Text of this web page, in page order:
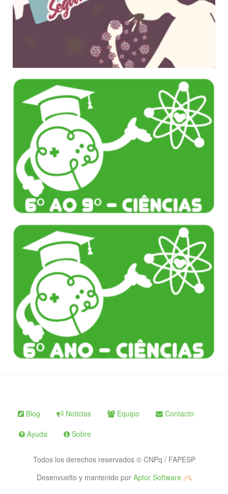
Blog Noticias Equipo
Contacto
Ayuda
Sobre
Todos los derechos reservados © CNPq / FAPESP
Desenvuelto y mantenido por Aptor Software